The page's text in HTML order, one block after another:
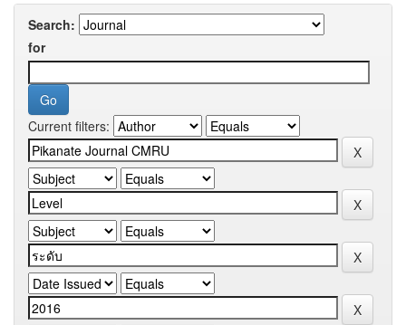
Search:
for
Current filters: